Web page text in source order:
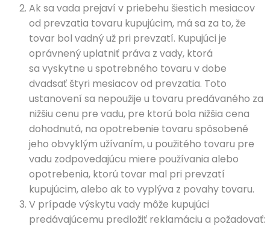
Ak sa vada prejaví v priebehu šiestich mesiacov
od prevzatia tovaru kupujúcim, má sa za to, že
tovar bol vadný už pri prevzatí. Kupujúci je
oprávnený uplatniť práva z vady, ktorá
sa vyskytne u spotrebného tovaru v dobe
dvadsať štyri mesiacov od prevzatia. Toto
ustanovení sa nepoužije u tovaru predávaného za
nižšiu cenu pre vadu, pre ktorú bola nižšia cena
dohodnutá, na opotrebenie tovaru spôsobené
jeho obvyklým užívaním, u použitého tovaru pre
vadu zodpovedajúcu miere používania alebo
opotrebenia, ktorú tovar mal pri prevzatí
kupujúcim, alebo ak to vyplýva z povahy tovaru.
V prípade výskytu vady môže kupujúci
predávajúcemu predložiť reklamáciu a požadovať: